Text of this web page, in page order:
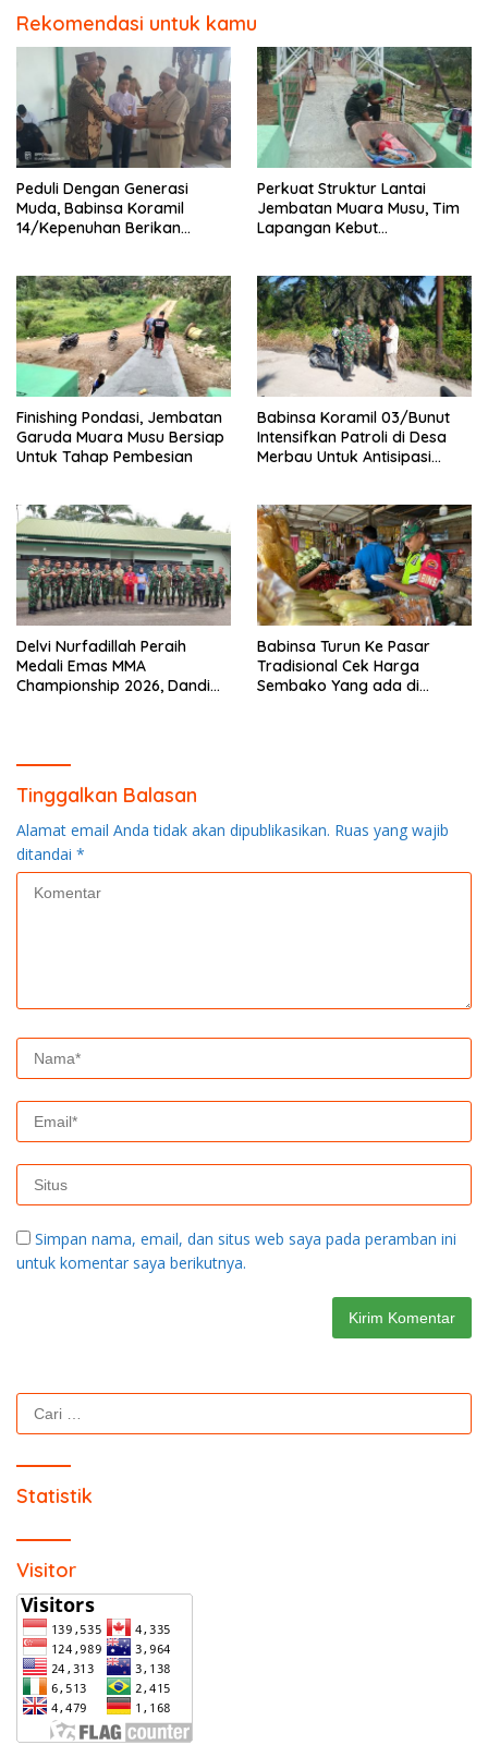
Rekomendasi untuk kamu
Peduli Dengan Generasi
Muda, Babinsa Koramil
14/Kepenuhan Berikan
Perkuat Struktur Lantai
Jembatan Muara Musu, Tim
Lapangan Kebut
Finishing Pondasi, Jembatan
Garuda Muara Musu Bersiap
Untuk Tahap Pembesian
Babinsa Koramil 03/Bunut
Intensifkan Patroli di Desa
Merbau Untuk Antisipasi
Delvi Nurfadillah Peraih
Medali Emas MMA
Championship 2026, Dandim
Babinsa Turun Ke Pasar
Tradisional Cek Harga
Sembako Yang ada di
Tinggalkan Balasan
Alamat email Anda tidak akan dipublikasikan. Ruas yang wajib
ditandai *
Simpan nama, email, dan situs web saya pada peramban ini
untuk komentar saya berikutnya.
Cari
untuk:
Statistik
Visitor